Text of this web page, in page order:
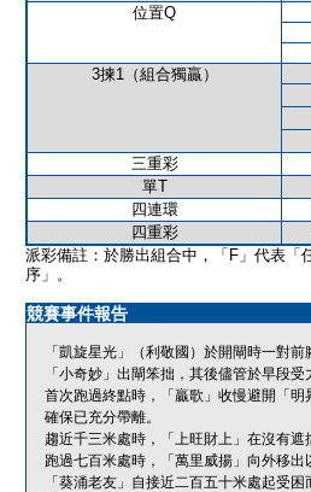
位置Q
3揀1（組合獨贏）
三重彩
單T
四連環
四重彩
派彩備註：於勝出組合中，「F」代表「
序」。
競賽事件報告
「凱旋星光」（利敬國）於開閘時一對
「小奇妙」出閘笨拙，其後儘管於早段受
首次跑過終點時，「贏歌」收慢避開「
確保已充分帶離。
趨近千三米處時，「上旺財上」在沒有遮
跑過七百米處時，「萬里威揚」向外移
「葵涌老友」自接近二百五十米處起受